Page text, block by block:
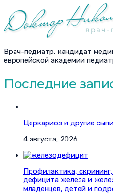
Врач-педиатр, кандидат
европейской академии
Последние
Церкариоз и другие
4 августа, 2026
Профилактика,
дефицита железа и
младенцев, детей и